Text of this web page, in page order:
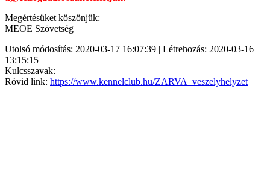
Megértésüket köszönjük:
MEOE Szövetség
Utolsó módosítás: 2020-03-17 16:07:39 | Létrehozás: 2020-03-16
13:15:15
Kulcsszavak:
Rövid link: https://www.kennelclub.hu/ZARVA_veszelyhelyzet